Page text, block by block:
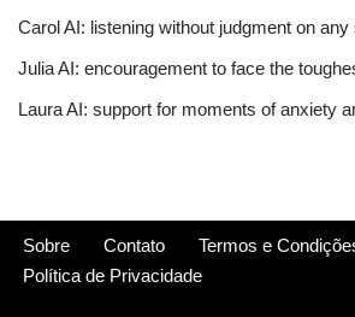
Carol AI: listening without judgment on any
Julia AI: encouragement to face the
Laura AI: support for moments of anxiety
Sobre Contato
Termos e
Política de Privacidade